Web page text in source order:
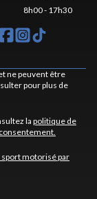
8h00 - 17h30
ne peuvent être
pour plus de
la politique de
sport motorisé par